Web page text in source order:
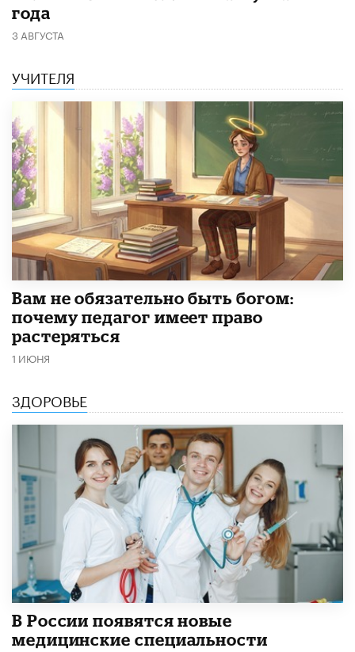
года
3 АВГУСТА
УЧИТЕЛЯ
​Вам не обязательно быть богом:
почему педагог имеет право
растеряться
1 ИЮНЯ
ЗДОРОВЬЕ
В России появятся новые
медицинские специальности